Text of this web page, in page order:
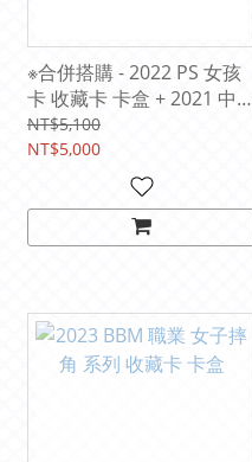
※合併搭購 - 2022 PS 女孩
卡 收藏卡 卡盒 + 2021 中信
兄弟 隊卡 *30包
NT$5,100
NT$5,000